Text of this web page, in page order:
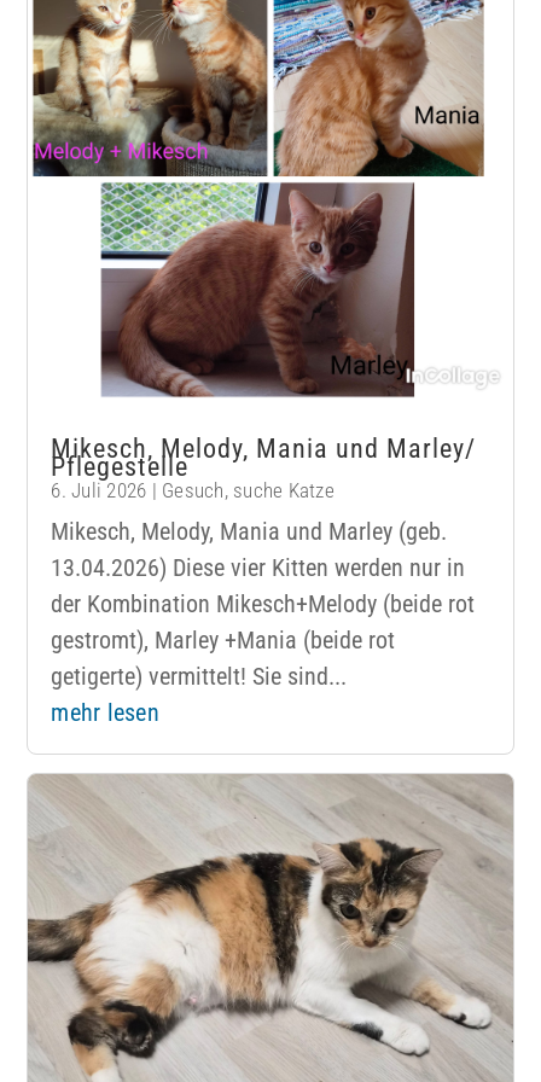
Mikesch, Melody, Mania und Marley/
Pflegestelle
6. Juli 2026 | Gesuch, suche Katze
Mikesch, Melody, Mania und Marley (geb.
13.04.2026) Diese vier Kitten werden nur in
der Kombination Mikesch+Melody (beide rot
gestromt), Marley +Mania (beide rot
getigerte) vermittelt! Sie sind...
mehr lesen